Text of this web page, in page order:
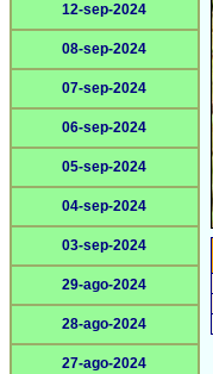
12-sep-2024
08-sep-2024
07-sep-2024
06-sep-2024
05-sep-2024
04-sep-2024
03-sep-2024
29-ago-2024
28-ago-2024
27-ago-2024